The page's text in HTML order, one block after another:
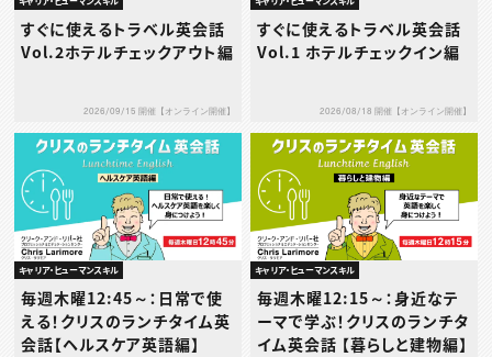
すぐに使えるトラベル英会話
Vol.2ホテルチェックアウト編
2026/09/15 開催【オンライン開催】
すぐに使えるトラベル英会話
Vol.1 ホテルチェックイン編
2026/08/18 開催【オンライン開催】
キャリア・ヒューマンスキル
毎週木曜12:45～：日常で使
える！クリスのランチタイム英
会話【ヘルスケア英語編】
キャリア・ヒューマンスキル
毎週木曜12:15～：身近なテ
ーマで学ぶ！クリスのランチタ
イム英会話 【暮らしと建物編】